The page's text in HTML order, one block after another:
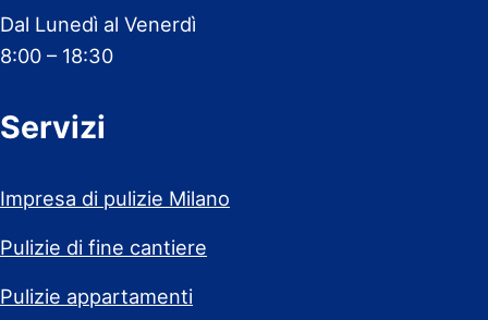
Dal Lunedì al Venerdì
8:00 – 18:30
Servizi
Impresa di pulizie Milano
Pulizie di fine cantiere
Pulizie appartamenti